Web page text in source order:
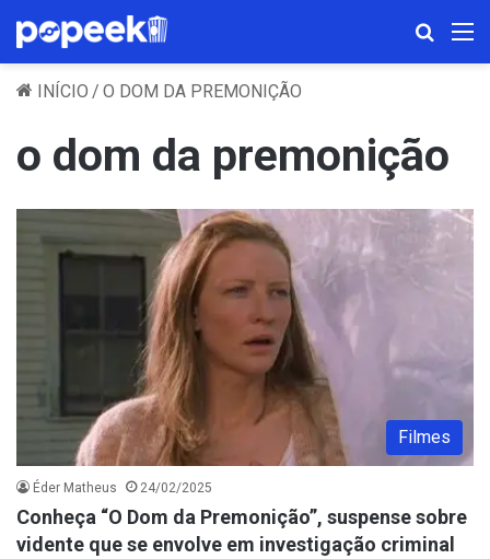
INÍCIO / O DOM DA PREMONIÇÃO
o dom da premonição
Filmes
Éder Matheus 24/02/2025
Conheça “O Dom da Premonição”, suspense sobre
vidente que se envolve em investigação criminal